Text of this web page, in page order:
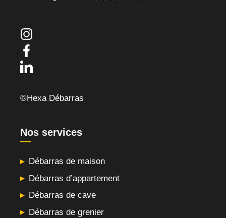
©Hexa Débarras
Nos services
Débarras de maison
Débarras d’appartement
Débarras de cave
Débarras de grenier